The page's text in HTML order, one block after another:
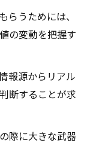
報
法
ケーション
略
ック
らうためには、
の変動を把握す
報源からリアル
断することが求
際に大きな武器